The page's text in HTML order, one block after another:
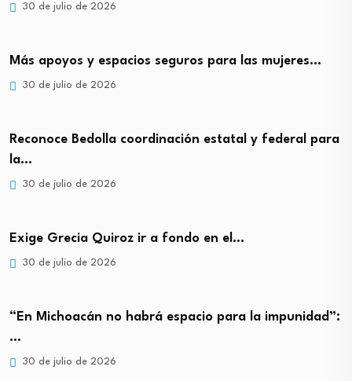
30 de julio de 2026
Más apoyos y espacios seguros para las mujeres…
30 de julio de 2026
Reconoce Bedolla coordinación estatal y federal para
la…
30 de julio de 2026
Exige Grecia Quiroz ir a fondo en el…
30 de julio de 2026
“En Michoacán no habrá espacio para la impunidad”:
…
30 de julio de 2026